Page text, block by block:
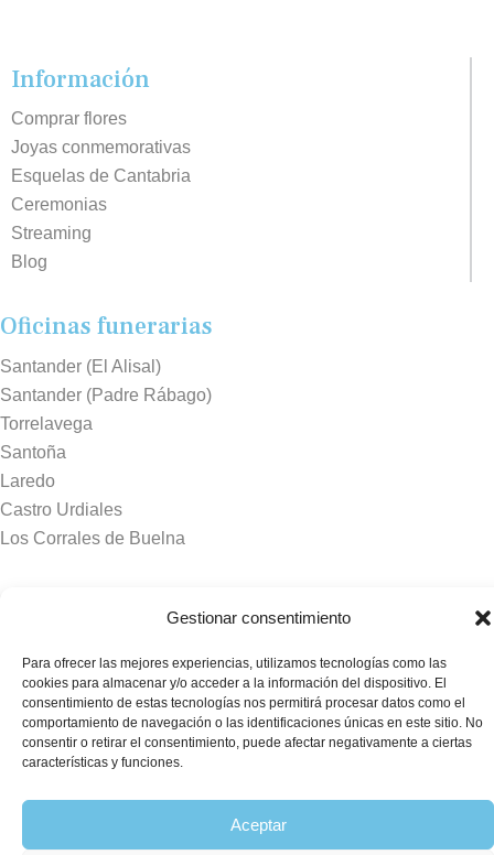
Gestionar consentimiento
Para ofrecer las mejores experiencias, utilizamos tecnologías como las
cookies para almacenar y/o acceder a la información del dispositivo. El
consentimiento de estas tecnologías nos permitirá procesar datos como el
comportamiento de navegación o las identificaciones únicas en este sitio. No
consentir o retirar el consentimiento, puede afectar negativamente a ciertas
características y funciones.
Aceptar
Información
Comprar flores
Joyas conmemorativas
Esquelas de Cantabria
Ceremonias
Streaming
Blog
Oficinas funerarias
Santander (El Alisal)
Santander (Padre Rábago)
Torrelavega
Santoña
Laredo
Castro Urdiales
Los Corrales de Buelna
Sierrallana
Real Valle de Cayón
Laredo
Puente Viesgo